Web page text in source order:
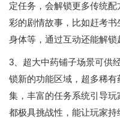
定任务，会解锁更多传统
彩的剧情故事，比如赶考
身体等，通过互动还能解锁
3、超大中药铺子场景可供
锁新的功能区域，超多稀
集，丰富的任务系统引导
都极具挑战性，能让玩家持